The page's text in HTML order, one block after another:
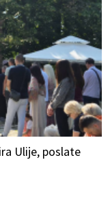
Ulije, poslate